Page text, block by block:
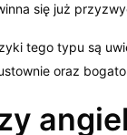
się już
tego typu są
oraz